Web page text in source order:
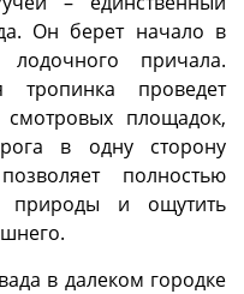
Он берет начало в
причала.
тропинка проведет
площадок,
в одну сторону
полностью
природы и ощутить
в далеком городке